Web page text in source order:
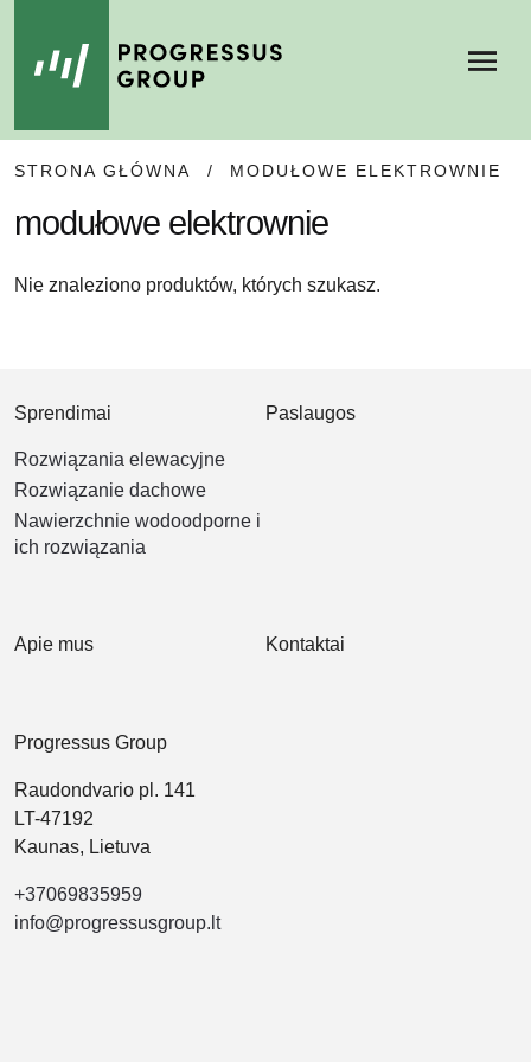
TO
NAVIGATION
TO
CONTENT
STRONA GŁÓWNA / MODUŁOWE ELEKTROWNIE
modułowe elektrownie
Nie znaleziono produktów, których szukasz.
Sprendimai
Rozwiązania elewacyjne
Rozwiązanie dachowe
Nawierzchnie wodoodporne i
ich rozwiązania
Paslaugos
Apie mus Kontaktai
Progressus Group
Raudondvario pl. 141
LT-47192
Kaunas, Lietuva
+37069835959
info@progressusgroup.lt